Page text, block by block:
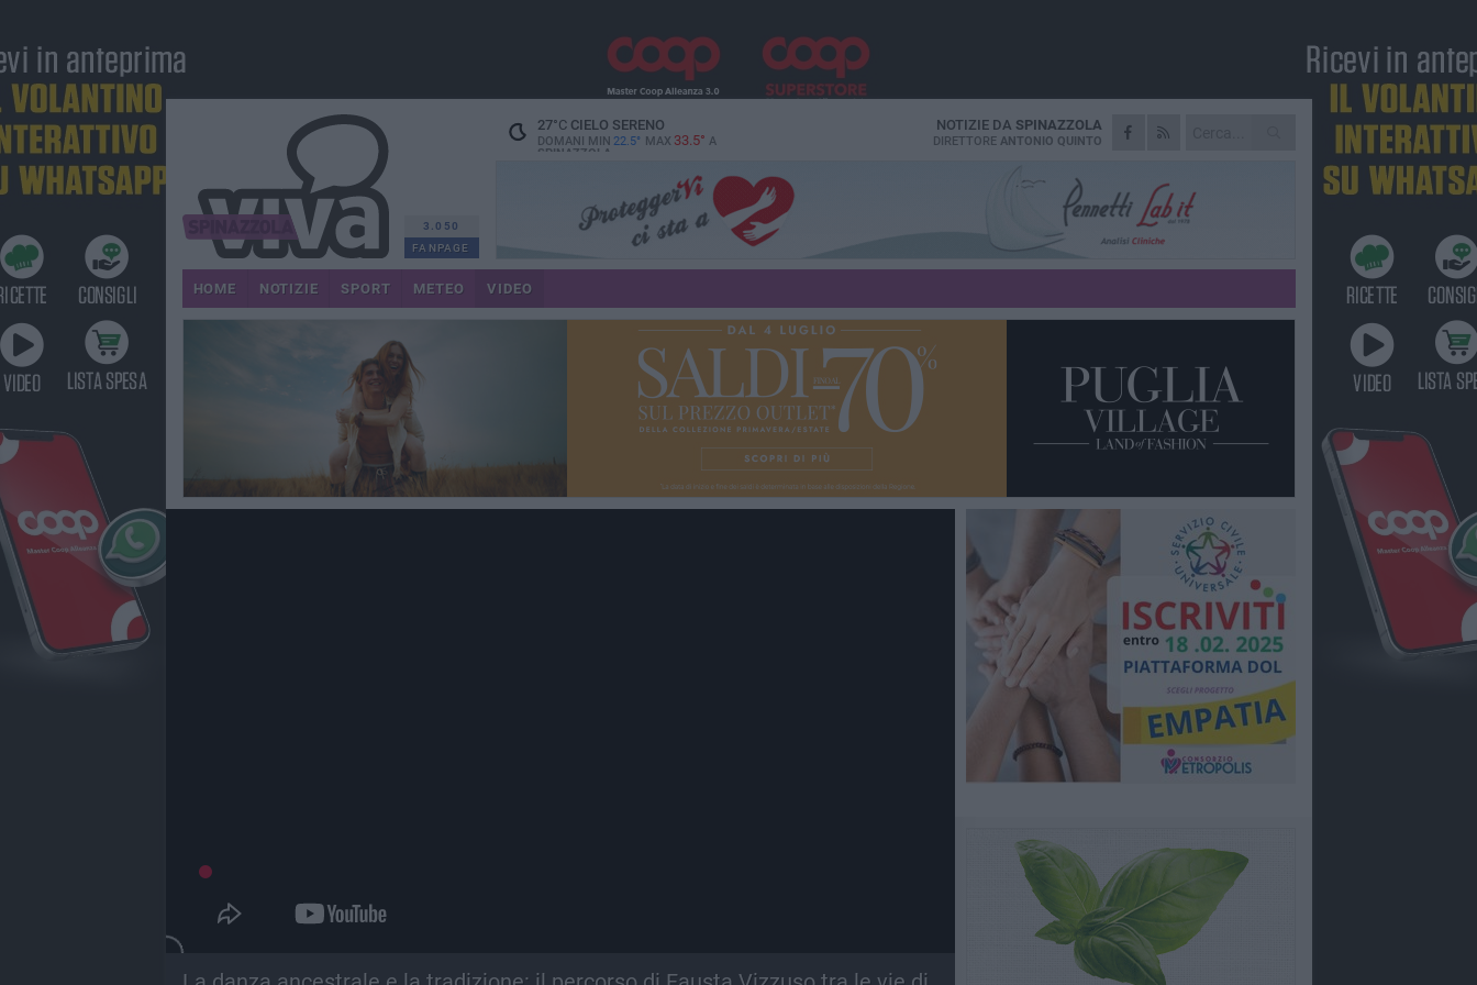
3.050
FANPAGE
27°CCIELO SERENO
DOMANI MIN 22.5° MAX 33.5° A
SPINAZZOLA
NOTIZIE DA SPINAZZOLA
DIRETTORE ANTONIO QUINTO
HOME NOTIZIE SPORT METEO VIDEO